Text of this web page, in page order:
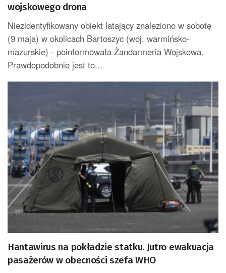
wojskowego drona
Niezidentyfikowany obiekt latający znaleziono w sobotę
(9 maja) w okolicach Bartoszyc (woj. warmińsko-
mazurskie) - poinformowała Żandarmeria Wojskowa.
Prawdopodobnie jest to...
Hantawirus na pokładzie statku. Jutro ewakuacja
pasażerów w obecności szefa WHO